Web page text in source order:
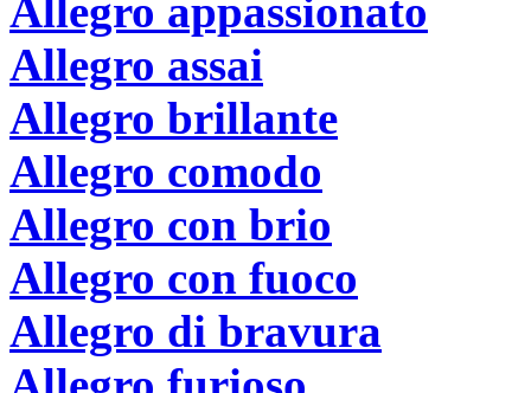
Allegro appassionato
Allegro assai
Allegro brillante
Allegro comodo
Allegro con brio
Allegro con fuoco
Allegro di bravura